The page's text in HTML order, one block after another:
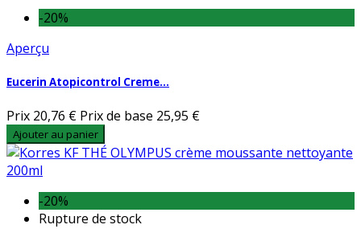
-20%
Aperçu
Eucerin Atopicontrol Creme...
Prix 20,76 € Prix de base 25,95 €
Ajouter au panier
-20%
Rupture de stock